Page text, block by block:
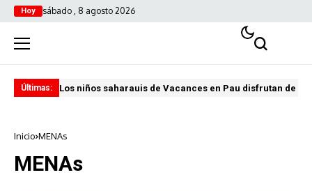
Hoy sábado , 8 agosto 2026
Últimas: Los niños saharauis de Vacances en Pau disfrutan de
Inicio MENAs
MENAs